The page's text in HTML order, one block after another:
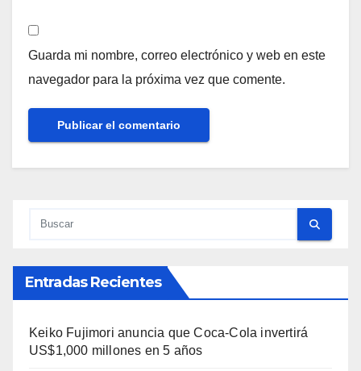
Guarda mi nombre, correo electrónico y web en este
navegador para la próxima vez que comente.
Entradas Recientes
Keiko Fujimori anuncia que Coca-Cola invertirá
US$1,000 millones en 5 años